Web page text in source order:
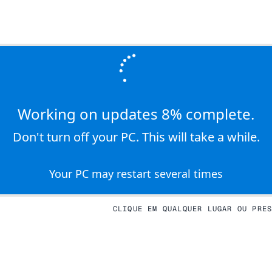
Working on updates 8% complete.
Don't turn off your PC. This will take a while.
Your PC may restart several times
CLIQUE EM QUALQUER LUGAR OU